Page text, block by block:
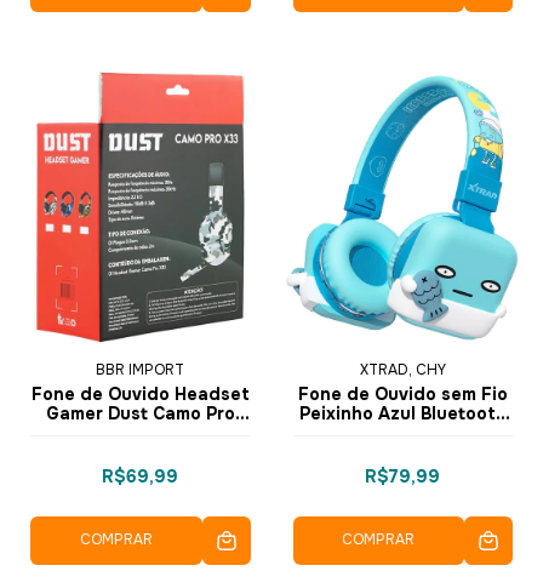
BBR IMPORT
Fone de Ouvido Headset
Gamer Dust Camo Pro
R$69,99
COMPRAR
XTRAD, CHY
Fone de Ouvido sem Fio
Peixinho Azul Bluetooth
R$79,99
COMPRAR